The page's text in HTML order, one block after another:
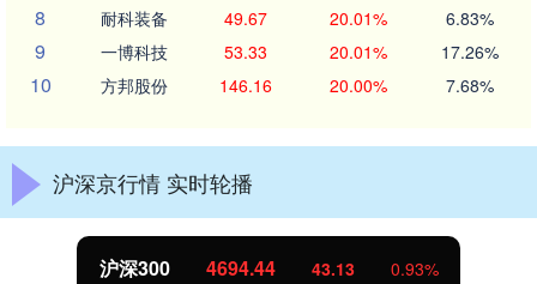
8 耐科装备 49.67 20.01% 6.83%
9 一博科技 53.33 20.01% 17.26%
10 方邦股份 146.16 20.00% 7.68%
沪深京行情 实时轮播
沪深300 4694.44 43.13 0.93%